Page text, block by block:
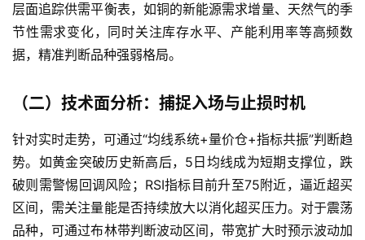
层面追踪供需平衡表，如铜的新能源需求增量、天然气的季
节性需求变化，同时关注库存水平、产能利用率等高频数
据，精准判断品种强弱格局。
（二）技术面分析：捕捉入场与止损时机
针对实时走势，可通过“均线系统+量价仓+指标共振”判断趋
势。如黄金突破历史新高后，5日均线成为短期支撑位，跌
破则需警惕回调风险；RSI指标目前升至75附近，逼近超买
区间，需关注量能是否持续放大以消化超买压力。对于震荡
品种，可通过布林带判断波动区间，带宽扩大时预示波动加